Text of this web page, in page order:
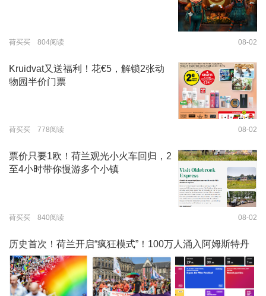
荷买买 804阅读 08-02
Kruidvat又送福利！花€5，解锁2张动
物园半价门票
荷买买 778阅读 08-02
票价只要1欧！荷兰观光小火车回归，2
至4小时带你慢游多个小镇
荷买买 840阅读 08-02
历史首次！荷兰开启“疯狂模式”！100万人涌入阿姆斯特丹